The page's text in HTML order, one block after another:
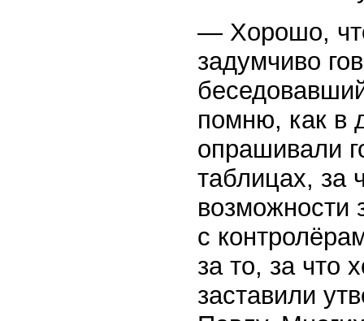
— Хорошо,
задумчиво
помню, как в
опрашивали
таблицах, за
возможности
с
за то, за что
заставили